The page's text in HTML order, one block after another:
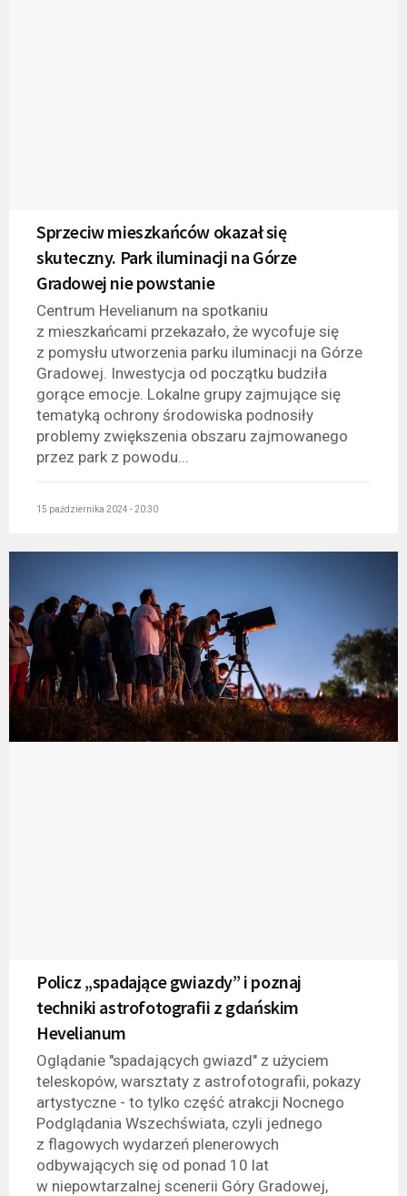
Sprzeciw mieszkańców okazał się
skuteczny. Park iluminacji na Górze
Gradowej nie powstanie
Centrum Hevelianum na spotkaniu
z mieszkańcami przekazało, że wycofuje się
z pomysłu utworzenia parku iluminacji na Górze
Gradowej. Inwestycja od początku budziła
gorące emocje. Lokalne grupy zajmujące się
tematyką ochrony środowiska podnosiły
problemy zwiększenia obszaru zajmowanego
przez park z powodu...
15 października 2024 - 20:30
Policz „spadające gwiazdy” i poznaj
techniki astrofotografii z gdańskim
Hevelianum
Oglądanie "spadających gwiazd" z użyciem
teleskopów, warsztaty z astrofotografii, pokazy
artystyczne - to tylko część atrakcji Nocnego
Podglądania Wszechświata, czyli jednego
z flagowych wydarzeń plenerowych
odbywających się od ponad 10 lat
w niepowtarzalnej scenerii Góry Gradowej,